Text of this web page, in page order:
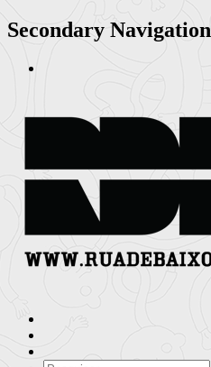
Secondary Navigation